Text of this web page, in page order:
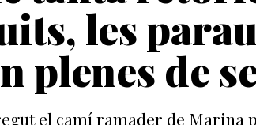
les
plenes de
el camí ramader de